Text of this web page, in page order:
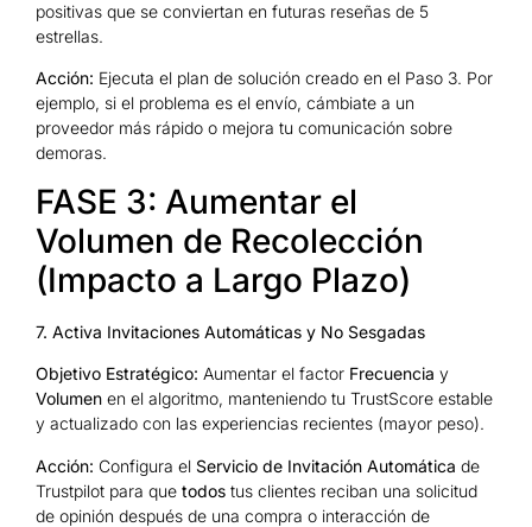
positivas que se conviertan en futuras reseñas de 5
estrellas.
Acción: Ejecuta el plan de solución creado en el Paso 3. Por
ejemplo, si el problema es el envío, cámbiate a un
proveedor más rápido o mejora tu comunicación sobre
demoras.
FASE 3: Aumentar el
Volumen de Recolección
(Impacto a Largo Plazo)
7. Activa Invitaciones Automáticas y No Sesgadas
Objetivo Estratégico: Aumentar el factor Frecuencia y
Volumen en el algoritmo, manteniendo tu TrustScore estable
y actualizado con las experiencias recientes (mayor peso).
Acción: Configura el Servicio de Invitación Automática de
Trustpilot para que todos tus clientes reciban una solicitud
de opinión después de una compra o interacción de